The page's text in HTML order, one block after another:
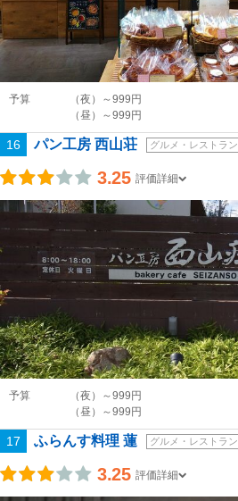
予算
（夜）～999円
（昼）～999円
16 パン工房 西山荘 グルメ・レストラン
3.25 評価詳細
予算
（夜）～999円
（昼）～999円
17 ふらんす料理 蓮 グルメ・レストラン
3.25 評価詳細